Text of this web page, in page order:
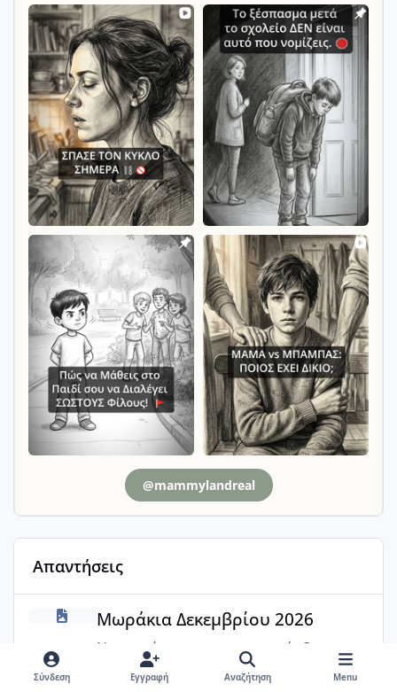
@mammylandreal
Απαντήσεις
Μωράκια Δεκεμβρίου 2026
Μωράκια Δεκεμβρίου 2026
Ναι, κορίτσια, σας ευχαριστώ. Θα
εμπιστευτώ την άποψη της
Σύνδεση Εγγραφή Αναζήτηση Menu